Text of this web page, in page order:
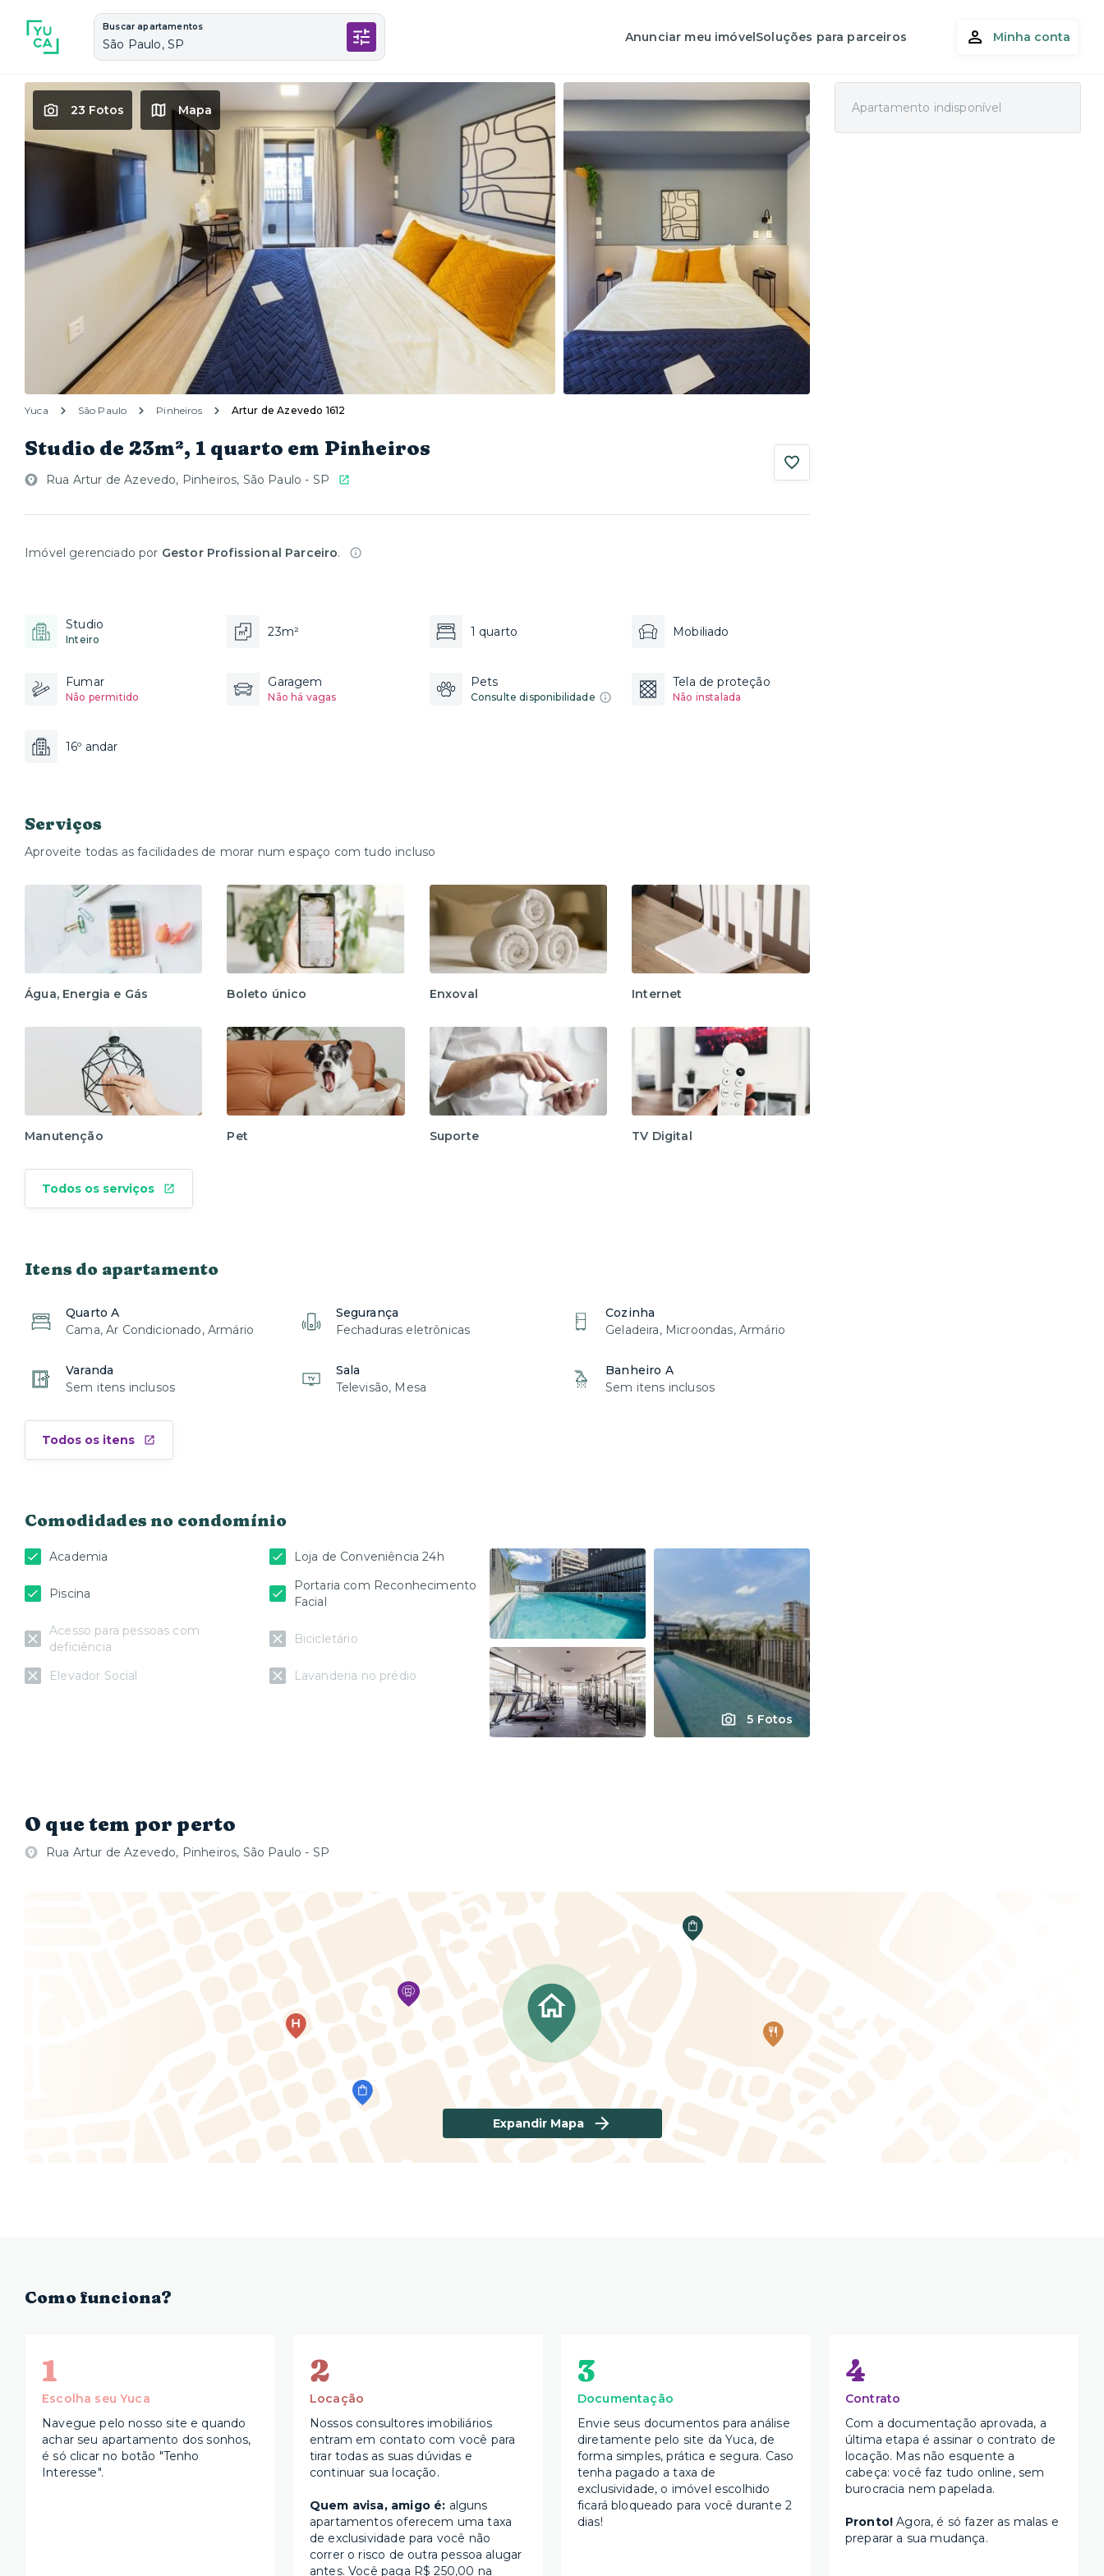
Buscar apartamentos
São Paulo, SP Anunciar meu imóvelSoluções para parceiros Minha conta
23 Fotos Mapa
Yuca São Paulo Pinheiros Artur de Azevedo 1612
Studio de 23m², 1 quarto em Pinheiros
Rua Artur de Azevedo, Pinheiros, São Paulo - SP
Imóvel gerenciado por Gestor Profissional Parceiro.
Studio
Inteiro
23m² 1 quarto Mobiliado
Fumar
Não permitido
Garagem
Não há vagas
Pets
Consulte disponibilidade
Tela de proteção
Não instalada
16º andar
Serviços
Aproveite todas as facilidades de morar num espaço com tudo incluso
Água, Energia e Gás Boleto único Enxoval Internet
Manutenção Pet Suporte TV Digital
Todos os serviços
Itens do apartamento
Quarto A
Cama, Ar Condicionado, Armário
Segurança
Fechaduras eletrônicas
Cozinha
Geladeira, Microondas, Armário
Varanda
Sem itens inclusos
Sala
Televisão, Mesa
Banheiro A
Sem itens inclusos
Todos os itens
Comodidades no condomínio
Academia Loja de Conveniência 24h
Piscina
Portaria com Reconhecimento
Facial
Acesso para pessoas com
deficiência
Bicicletário
Elevador Social Lavanderia no prédio
5 Fotos
Apartamento indisponível
O que tem por perto
Rua Artur de Azevedo, Pinheiros, São Paulo - SP
Expandir Mapa
Como funciona?
1
Escolha seu Yuca
Navegue pelo nosso site e quando
achar seu apartamento dos sonhos,
é só clicar no botão "Tenho
Interesse".
2
Locação
Nossos consultores imobiliários
entram em contato com você para
tirar todas as suas dúvidas e
continuar sua locação.
Quem avisa, amigo é: alguns
apartamentos oferecem uma taxa
de exclusividade para você não
correr o risco de outra pessoa alugar
antes. Você paga R$ 250,00 na
3
Documentação
Envie seus documentos para análise
diretamente pelo site da Yuca, de
forma simples, prática e segura. Caso
tenha pagado a taxa de
exclusividade, o imóvel escolhido
ficará bloqueado para você durante 2
dias!
4
Contrato
Com a documentação aprovada, a
última etapa é assinar o contrato de
locação. Mas não esquente a
cabeça: você faz tudo online, sem
burocracia nem papelada.
Pronto! Agora, é só fazer as malas e
preparar a sua mudança.